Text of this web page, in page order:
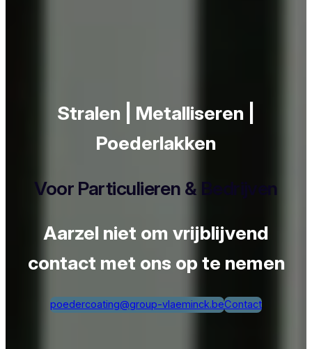
Stralen | Metalliseren |
Poederlakken
Voor Particulieren & Bedrijven
Aarzel niet om vrijblijvend
contact met ons op te nemen
poedercoating@group-vlaeminck.beContact